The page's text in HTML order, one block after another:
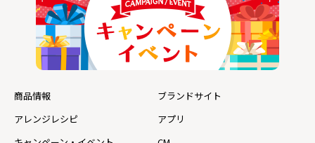
商品情報
ブランドサイト
アレンジレシピ
アプリ